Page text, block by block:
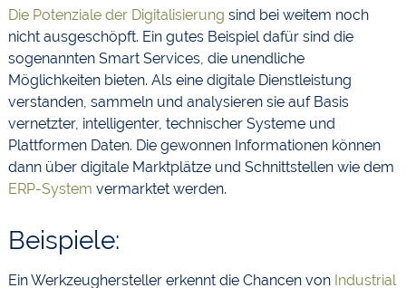
Die Potenziale der Digitalisierung sind bei weitem noch
nicht ausgeschöpft. Ein gutes Beispiel dafür sind die
sogenannten Smart Services, die unendliche
Möglichkeiten bieten. Als eine digitale Dienstleistung
verstanden, sammeln und analysieren sie auf Basis
vernetzter, intelligenter, technischer Systeme und
Plattformen Daten. Die gewonnen Informationen können
dann über digitale Marktplätze und Schnittstellen wie dem
ERP-System vermarktet werden.
Beispiele:
Ein Werkzeughersteller erkennt die Chancen von Industrial